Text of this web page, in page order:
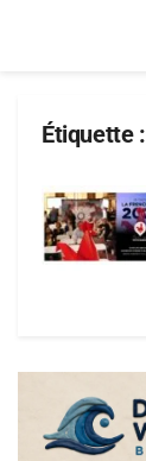
Étiquette :